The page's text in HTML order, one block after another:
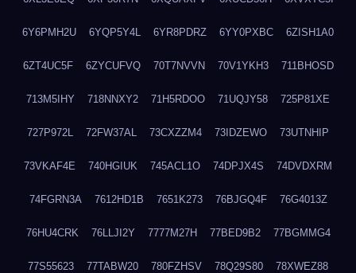
6Y6PMH2U 6YQP5Y4L 6YR8PDRZ 6YY0PXBC 6ZISH1A0
6ZT4UC5F 6ZYCUFVQ 70T7NVVN 70V1YKH3 711BHOSD
713M5IHY 718NNXY2 71H5RDOO 71UQJY58 725P81XE
727P972L 72FW37AL 73CXZZM4 73IDZEWO 73UTNHIP
73VKAF4E 740HGIUK 745ACL1O 74DPJX4S 74DVDXRM
74FGRN3A 7612HD1B 7651K273 76BJGQ4F 76G4013Z
76HU4CRK 76LLJI2Y 7777M27H 77BED9B2 77BGMMG4
77S55623 77TABW20 780FZHSV 78Q29S80 78XWEZ88